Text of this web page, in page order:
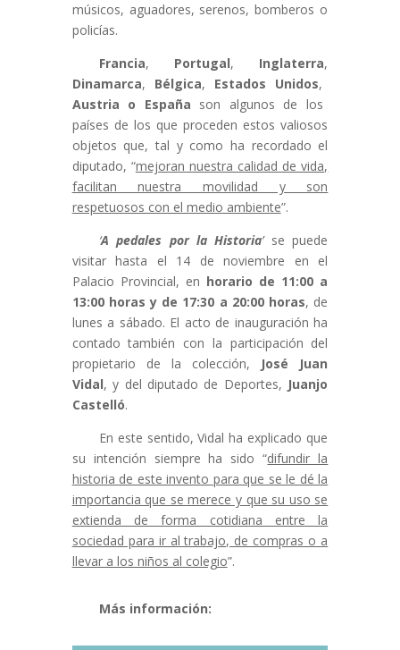
músicos, aguadores, serenos, bomberos o
policías.
Francia, Portugal, Inglaterra,
Dinamarca, Bélgica, Estados Unidos,
Austria o España son algunos de los
países de los que proceden estos valiosos
objetos que, tal y como ha recordado el
diputado, “mejoran nuestra calidad de vida,
facilitan nuestra movilidad y son
respetuosos con el medio ambiente”.
‘A pedales por la Historia’se puede
visitar hasta el 14 de noviembre en el
Palacio Provincial, en horario de 11:00 a
13:00 horas y de 17:30 a 20:00 horas, de
lunes a sábado. El acto de inauguración ha
contado también con la participación del
propietario de la colección, José Juan
Vidal, y del diputado de Deportes, Juanjo
Castelló.
En este sentido, Vidal ha explicado que
su intención siempre ha sido “difundir la
historia de este invento para que se le dé la
importancia que se merece y que su uso se
extienda de forma cotidiana entre la
sociedad para ir al trabajo, de compras o a
llevar a los niños al colegio”.
Más información: